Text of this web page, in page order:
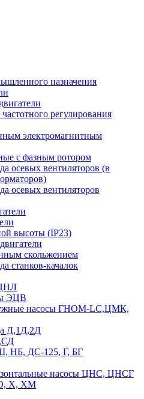
назначения
регулирования
электромагнитным
с фазным ротором
осевых вентиляторов (в
осевых вентиляторов
высоты (IP23)
скольжением
станков-качалок
ЭЦВ
насосы ГНОМ-LC,ЦМК,
Д,1Д,2Д
НБ, ДС-125, Г, БГ
насосы ЦНС, ЦНСГ
Х, ХМ